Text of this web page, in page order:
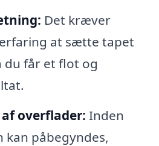
Det kræver
at sætte tapet
du får et flot og
overflader: Inden
påbegyndes,